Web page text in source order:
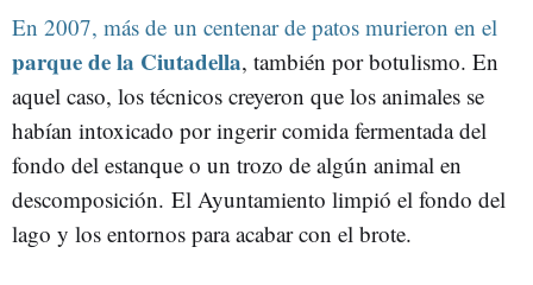
En 2007, más de un centenar de patos murieron en el
parque de la Ciutadella, también por botulismo. En
aquel caso, los técnicos creyeron que los animales se
habían intoxicado por ingerir comida fermentada del
fondo del estanque o un trozo de algún animal en
descomposición. El Ayuntamiento limpió el fondo del
lago y los entornos para acabar con el brote.